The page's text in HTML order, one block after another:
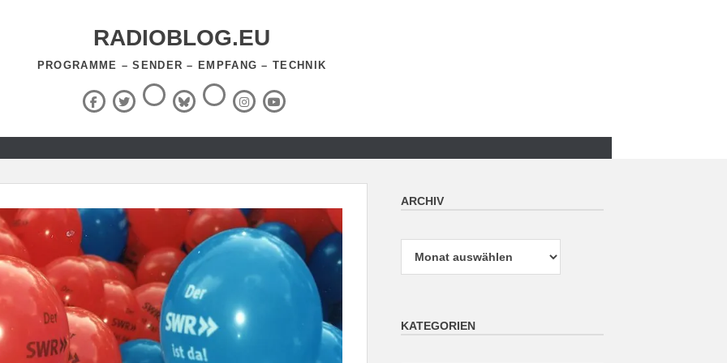
RADIOBLOG.EU
PROGRAMME – SENDER – EMPFANG – TECHNIK
Facebook
X
(Twitter)
ThreadsBlueSky
RSS-
Feed InstagramYouTube
ARCHIV
KATEGORIEN